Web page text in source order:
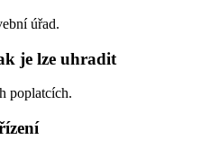
úřad.
je lze uhradit
poplatcích.